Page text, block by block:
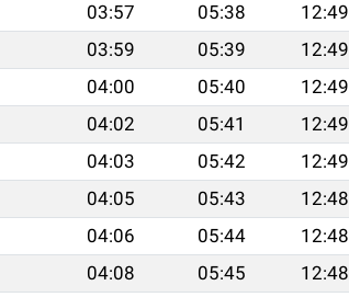
03:57 05:38 12:49
03:59 05:39 12:49
04:00 05:40 12:49
04:02 05:41 12:49
04:03 05:42 12:49
04:05 05:43 12:48
04:06 05:44 12:48
04:08 05:45 12:48